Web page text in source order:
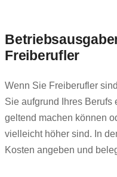
Freiberufler
Wenn Sie Freiberufler
Sie aufgrund Ihres
geltend machen können
vielleicht höher sind. In
Kosten angeben und